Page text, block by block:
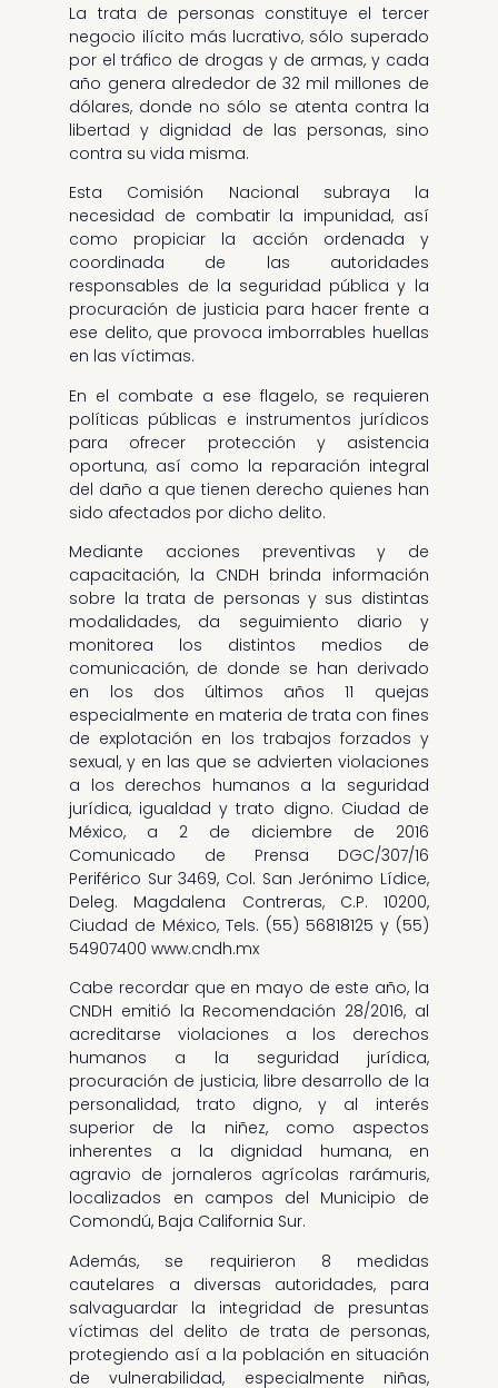
La trata de personas constituye el tercer
negocio ilícito más lucrativo, sólo superado
por el tráfico de drogas y de armas, y cada
año genera alrededor de 32 mil millones de
dólares, donde no sólo se atenta contra la
libertad y dignidad de las personas, sino
contra su vida misma.
Esta Comisión Nacional subraya la
necesidad de combatir la impunidad, así
como propiciar la acción ordenada y
coordinada de las autoridades
responsables de la seguridad pública y la
procuración de justicia para hacer frente a
ese delito, que provoca imborrables huellas
en las víctimas.
En el combate a ese flagelo, se requieren
políticas públicas e instrumentos jurídicos
para ofrecer protección y asistencia
oportuna, así como la reparación integral
del daño a que tienen derecho quienes han
sido afectados por dicho delito.
Mediante acciones preventivas y de
capacitación, la CNDH brinda información
sobre la trata de personas y sus distintas
modalidades, da seguimiento diario y
monitorea los distintos medios de
comunicación, de donde se han derivado
en los dos últimos años 11 quejas
especialmente en materia de trata con fines
de explotación en los trabajos forzados y
sexual, y en las que se advierten violaciones
a los derechos humanos a la seguridad
jurídica, igualdad y trato digno. Ciudad de
México, a 2 de diciembre de 2016
Comunicado de Prensa DGC/307/16
Periférico Sur 3469, Col. San Jerónimo Lídice,
Deleg. Magdalena Contreras, C.P. 10200,
Ciudad de México, Tels. (55) 56818125 y (55)
54907400 www.cndh.mx
Cabe recordar que en mayo de este año, la
CNDH emitió la Recomendación 28/2016, al
acreditarse violaciones a los derechos
humanos a la seguridad jurídica,
procuración de justicia, libre desarrollo de la
personalidad, trato digno, y al interés
superior de la niñez, como aspectos
inherentes a la dignidad humana, en
agravio de jornaleros agrícolas rarámuris,
localizados en campos del Municipio de
Comondú, Baja California Sur.
Además, se requirieron 8 medidas
cautelares a diversas autoridades, para
salvaguardar la integridad de presuntas
víctimas del delito de trata de personas,
protegiendo así a la población en situación
de vulnerabilidad, especialmente niñas,